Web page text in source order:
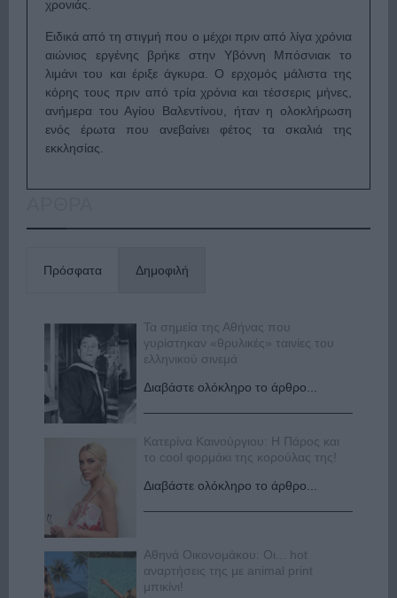
χρονιάς.
Ειδικά από τη στιγμή που ο μέχρι πριν από λίγα χρόνια
αιώνιος εργένης βρήκε στην Υβόννη Μπόσνιακ το
λιμάνι του και έριξε άγκυρα. Ο ερχομός μάλιστα της
κόρης τους πριν από τρία χρόνια και τέσσερις μήνες,
ανήμερα του Αγίου Βαλεντίνου, ήταν η ολοκλήρωση
ενός έρωτα που ανεβαίνει φέτος τα σκαλιά της
εκκλησίας.
Πρόσφατα Δημοφιλή
Τα σημεία της Αθήνας που
γυρίστηκαν «θρυλικές» ταινίες του
ελληνικού σινεμά
Διαβάστε ολόκληρο το άρθρο...
Κατερίνα Καινούργιου: Η Πάρος και
το cool φορμάκι της κορούλας της!
Διαβάστε ολόκληρο το άρθρο...
Αθηνά Οικονομάκου: Οι... hot
αναρτήσεις της με animal print
μπικίνι!